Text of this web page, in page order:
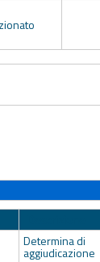
Determina di
aggiudicazione